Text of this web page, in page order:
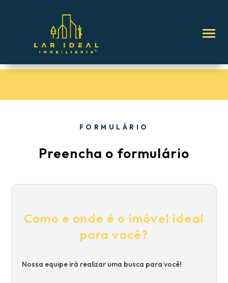
FORMULÁRIO
Preencha o formulário
Como e onde é o imóvel ideal
para você?
Nossa equipe irá realizar uma busca para você!